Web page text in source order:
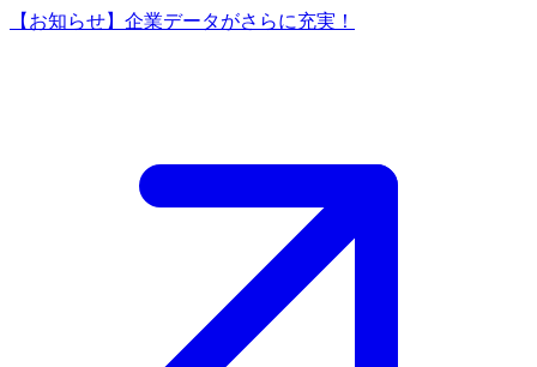
【お知らせ】企業データがさらに充実！